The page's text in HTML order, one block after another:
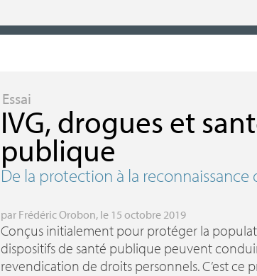
Essai
IVG, drogues et
publique
De la protection à la reconnaissance
par Frédéric Orobon, le 15 octobre 2019
Conçus initialement pour protéger la
dispositifs de santé publique peuvent
revendication de droits personnels. C’est ce